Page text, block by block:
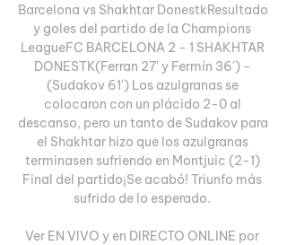
Barcelona vs Shakhtar DonestkResultado
y goles del partido de la Champions
LeagueFC BARCELONA 2 - 1 SHAKHTAR
DONESTK(Ferran 27' y Fermín 36') -
(Sudakov 61') Los azulgranas se
colocaron con un plácido 2-0 al
descanso, pero un tanto de Sudakov para
el Shakhtar hizo que los azulgranas
terminasen sufriendo en Montjuic (2-1)
Final del partido¡Se acabó! Triunfo más
sufrido de lo esperado.
Ver EN VIVO y en DIRECTO ONLINE por